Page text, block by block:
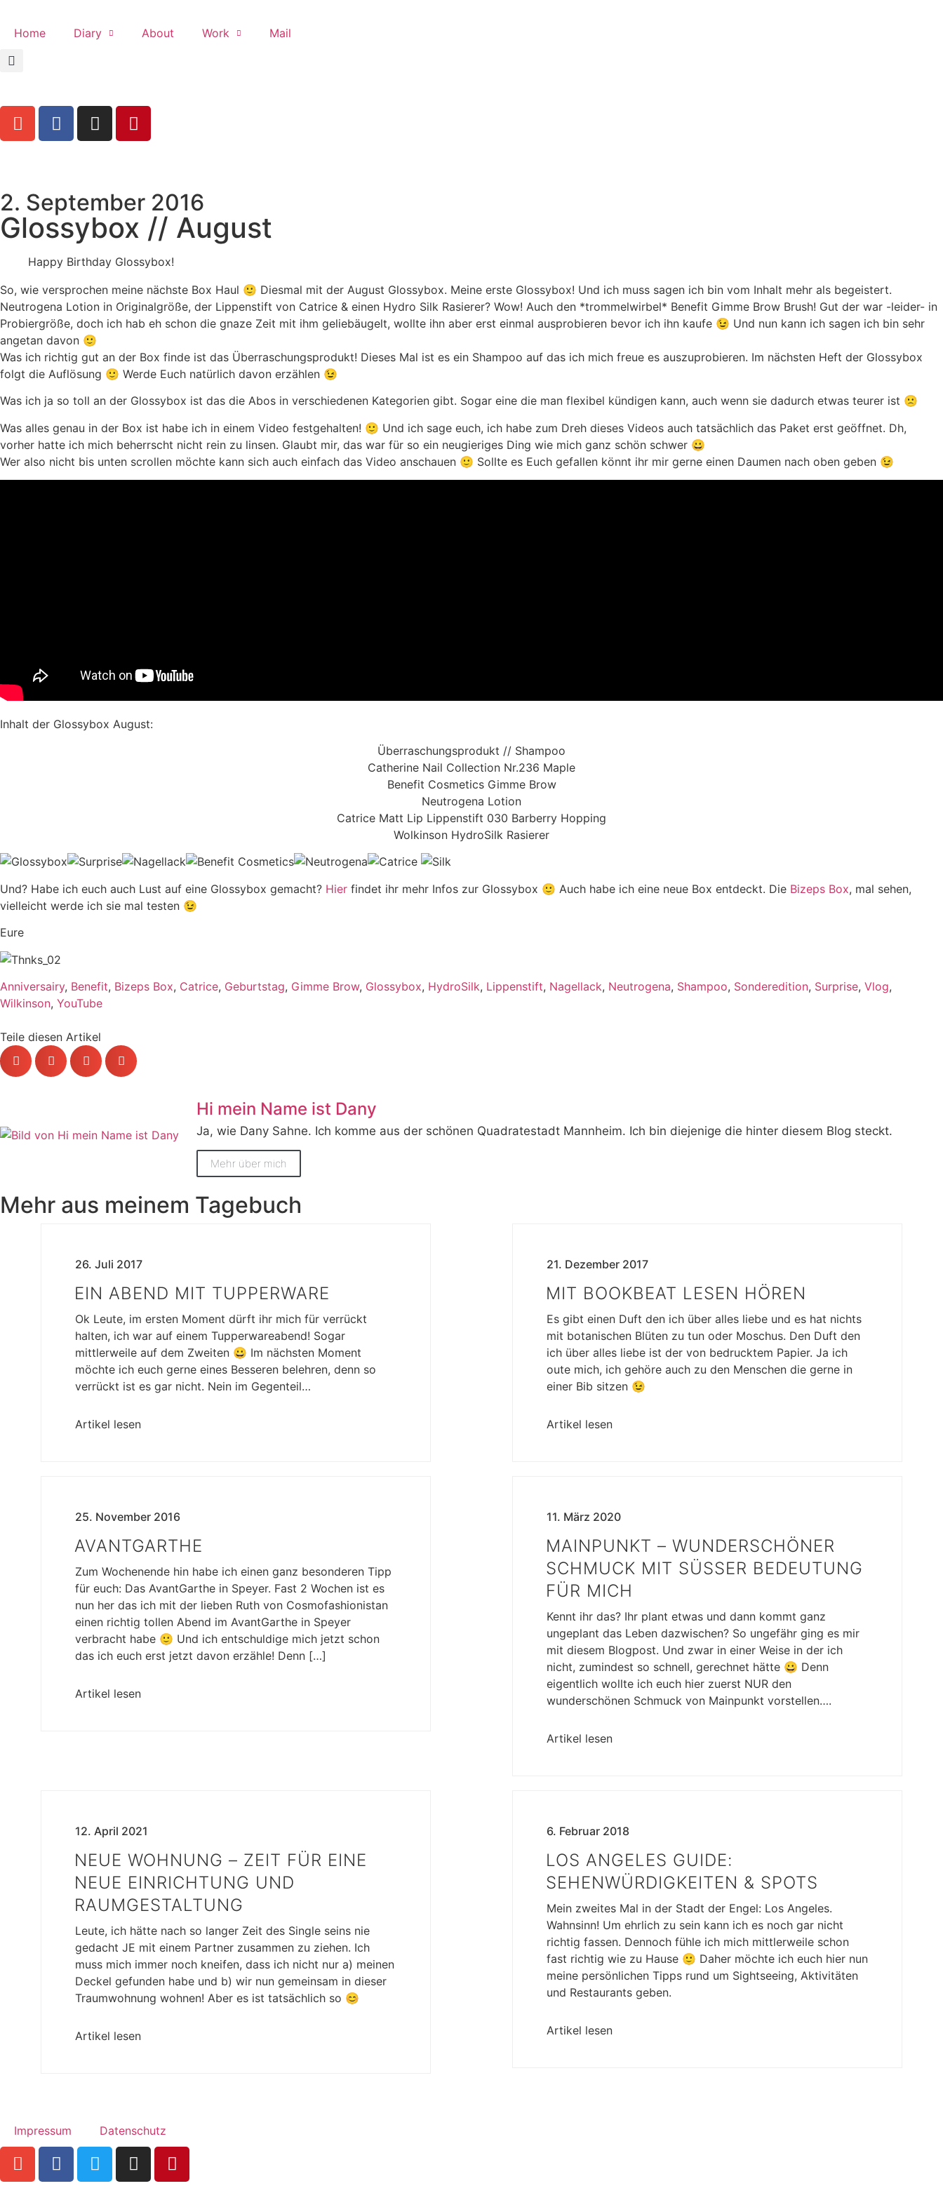
Home Diary About Work Mail
2. September 2016
Glossybox // August
Happy Birthday Glossybox!
So, wie versprochen meine nächste Box Haul 🙂 Diesmal mit der August Glossybox. Meine erste Glossybox! Und ich muss sagen ich bin vom Inhalt mehr als begeistert.
Neutrogena Lotion in Originalgröße, der Lippenstift von Catrice & einen Hydro Silk Rasierer? Wow! Auch den *trommelwirbel* Benefit Gimme Brow Brush! Gut der war -leider- in
Probiergröße, doch ich hab eh schon die gnaze Zeit mit ihm geliebäugelt, wollte ihn aber erst einmal ausprobieren bevor ich ihn kaufe 😉 Und nun kann ich sagen ich bin sehr
angetan davon 🙂
Was ich richtig gut an der Box finde ist das Überraschungsprodukt! Dieses Mal ist es ein Shampoo auf das ich mich freue es auszuprobieren. Im nächsten Heft der Glossybox
folgt die Auflösung 🙂 Werde Euch natürlich davon erzählen 😉
Was ich ja so toll an der Glossybox ist das die Abos in verschiedenen Kategorien gibt. Sogar eine die man flexibel kündigen kann, auch wenn sie dadurch etwas teurer ist 🙁
Was alles genau in der Box ist habe ich in einem Video festgehalten! 🙂 Und ich sage euch, ich habe zum Dreh dieses Videos auch tatsächlich das Paket erst geöffnet. Dh,
vorher hatte ich mich beherrscht nicht rein zu linsen. Glaubt mir, das war für so ein neugieriges Ding wie mich ganz schön schwer 😀
Wer also nicht bis unten scrollen möchte kann sich auch einfach das Video anschauen 🙂 Sollte es Euch gefallen könnt ihr mir gerne einen Daumen nach oben geben 😉
Inhalt der Glossybox August:
Überraschungsprodukt // Shampoo
Catherine Nail Collection Nr.236 Maple
Benefit Cosmetics Gimme Brow
Neutrogena Lotion
Catrice Matt Lip Lippenstift 030 Barberry Hopping
Wolkinson HydroSilk Rasierer
Und? Habe ich euch auch Lust auf eine Glossybox gemacht? Hier findet ihr mehr Infos zur Glossybox 🙂 Auch habe ich eine neue Box entdeckt. Die Bizeps Box, mal sehen,
vielleicht werde ich sie mal testen 😉
Eure
Anniversairy, Benefit, Bizeps Box, Catrice, Geburtstag, Gimme Brow, Glossybox, HydroSilk, Lippenstift, Nagellack, Neutrogena, Shampoo, Sonderedition, Surprise, Vlog,
Wilkinson, YouTube
Teile diesen Artikel
Hi mein Name ist Dany
Ja, wie Dany Sahne. Ich komme aus der schönen Quadratestadt Mannheim. Ich bin diejenige die hinter diesem Blog steckt.
Mehr über mich
Mehr aus meinem Tagebuch
26. Juli 2017
EIN ABEND MIT TUPPERWARE
Ok Leute, im ersten Moment dürft ihr mich für verrückt
halten, ich war auf einem Tupperwareabend! Sogar
mittlerweile auf dem Zweiten 😀 Im nächsten Moment
möchte ich euch gerne eines Besseren belehren, denn so
verrückt ist es gar nicht. Nein im Gegenteil…
Artikel lesen
21. Dezember 2017
MIT BOOKBEAT LESEN HÖREN
Es gibt einen Duft den ich über alles liebe und es hat nichts
mit botanischen Blüten zu tun oder Moschus. Den Duft den
ich über alles liebe ist der von bedrucktem Papier. Ja ich
oute mich, ich gehöre auch zu den Menschen die gerne in
einer Bib sitzen 😉
Artikel lesen
25. November 2016
AVANTGARTHE
Zum Wochenende hin habe ich einen ganz besonderen Tipp
für euch: Das AvantGarthe in Speyer. Fast 2 Wochen ist es
nun her das ich mit der lieben Ruth von Cosmofashionistan
einen richtig tollen Abend im AvantGarthe in Speyer
verbracht habe 🙂 Und ich entschuldige mich jetzt schon
das ich euch erst jetzt davon erzähle! Denn […]
Artikel lesen
11. März 2020
MAINPUNKT – WUNDERSCHÖNER
SCHMUCK MIT SÜSSER BEDEUTUNG F
ÜR MICH
Kennt ihr das? Ihr plant etwas und dann kommt ganz
ungeplant das Leben dazwischen? So ungefähr ging es mir
mit diesem Blogpost. Und zwar in einer Weise in der ich
nicht, zumindest so schnell, gerechnet hätte 😀 Denn
eigentlich wollte ich euch hier zuerst NUR den
wunderschönen Schmuck von Mainpunkt vorstellen….
Artikel lesen
12. April 2021
NEUE WOHNUNG – ZEIT FÜR EINE
NEUE EINRICHTUNG UND
RAUMGESTALTUNG
Leute, ich hätte nach so langer Zeit des Single seins nie
gedacht JE mit einem Partner zusammen zu ziehen. Ich
muss mich immer noch kneifen, dass ich nicht nur a) meinen
Deckel gefunden habe und b) wir nun gemeinsam in dieser
Traumwohnung wohnen! Aber es ist tatsächlich so 😊
Artikel lesen
6. Februar 2018
LOS ANGELES GUIDE:
SEHENWÜRDIGKEITEN & SPOTS
Mein zweites Mal in der Stadt der Engel: Los Angeles.
Wahnsinn! Um ehrlich zu sein kann ich es noch gar nicht
richtig fassen. Dennoch fühle ich mich mittlerweile schon
fast richtig wie zu Hause 🙂 Daher möchte ich euch hier nun
meine persönlichen Tipps rund um Sightseeing, Aktivitäten
und Restaurants geben.
Artikel lesen
Impressum Datenschutz